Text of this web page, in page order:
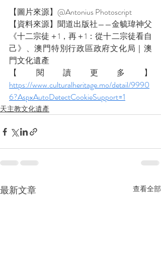
【圖片來源】 @Antonius Photoscript
【資料來源】聞道出版社——金毓瑋神父
《十二宗徒＋1，再＋1：從十二宗徒看自
己》、澳門特別行政區政府文化局｜澳
門文化遺產
【閱讀更多】
https://www.culturalheritage.mo/detail/9990
6?AspxAutoDetectCookieSupport=1
天主教文化遺產
最新文章 查看全部